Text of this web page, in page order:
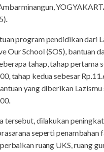
program pendidikan dari
Our School (SOS), bantuan
tahap, tahap pertama
tahap kedua sebesar
yang diberikan Lazismu
tersebut, dilakukan
seperti penambahan
ruang UKS, ruang